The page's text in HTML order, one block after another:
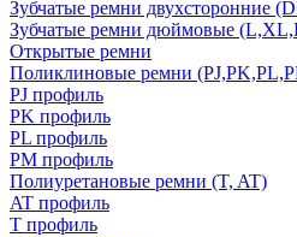
Зубчатые ремни двухсторонние
Зубчатые ремни дюймовые
Открытые ремни
Поликлиновые ремни
PJ профиль
PK профиль
PL профиль
PM профиль
Полиуретановые ремни (T, AT)
AT профиль
T профиль